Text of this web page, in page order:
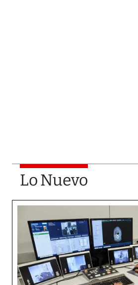
Lo Nuevo